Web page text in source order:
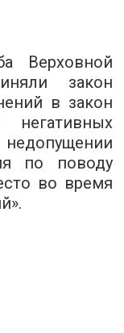
Верховной
закон
в закон
по поводу
во время